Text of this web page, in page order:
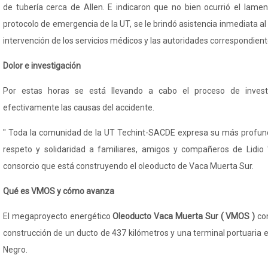
de tubería cerca de Allen. E indicaron que no bien ocurrió el
protocolo de emergencia de la UT, se le brindó asistencia inmediata
intervención de los servicios médicos y las autoridades
Dolor e investigación
Por estas horas se está llevando a cabo el proceso de
efectivamente las causas del accidente.
" Toda la comunidad de la UT Techint-SACDE expresa su más
respeto y solidaridad a familiares, amigos y compañeros de
consorcio que está construyendo el oleoducto de Vaca Muerta Sur.
Qué es VMOS y cómo avanza
El megaproyecto energéticoOleoducto Vaca Muerta Sur ( VMOS )
construcción de un ducto de 437 kilómetros y una terminal portuaria
Negro.